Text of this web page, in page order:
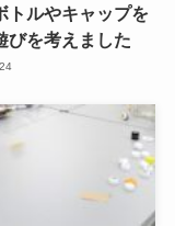
トルやキャップを
びを考えました